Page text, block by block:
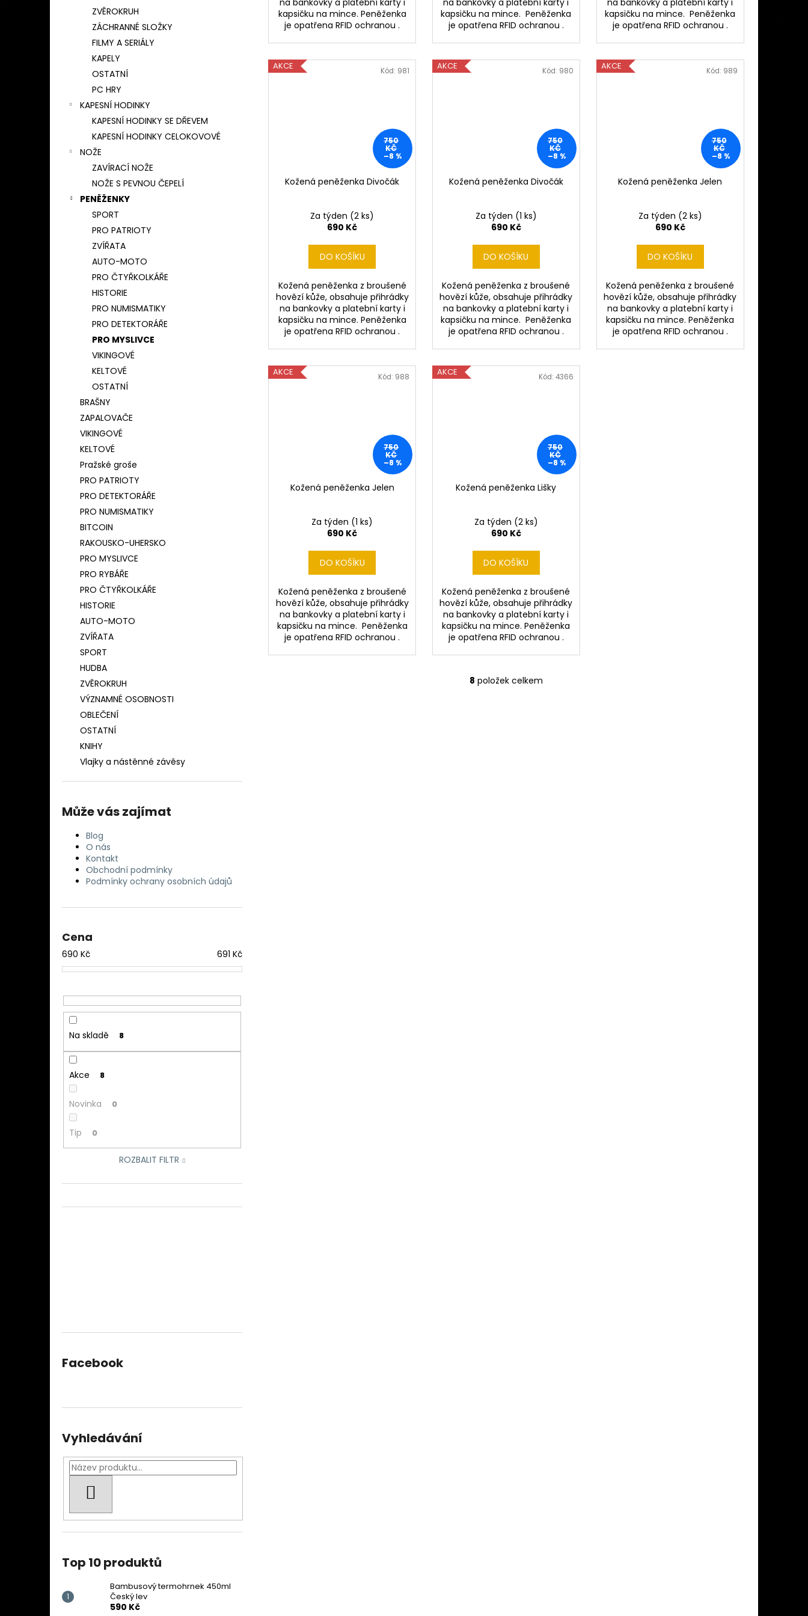
ZVĚROKRUH
ZÁCHRANNÉ SLOŽKY
FILMY A SERIÁLY
KAPELY
OSTATNÍ
PC HRY
KAPESNÍ HODINKY
KAPESNÍ HODINKY SE DŘEVEM
KAPESNÍ HODINKY CELOKOVOVÉ
NOŽE
ZAVÍRACÍ NOŽE
NOŽE S PEVNOU ČEPELÍ
PENĚŽENKY
SPORT
PRO PATRIOTY
ZVÍŘATA
AUTO-MOTO
PRO ČTYŘKOLKÁŘE
HISTORIE
PRO NUMISMATIKY
PRO DETEKTORÁŘE
PRO MYSLIVCE
VIKINGOVÉ
KELTOVÉ
OSTATNÍ
BRAŠNY
ZAPALOVAČE
VIKINGOVÉ
KELTOVÉ
Pražské groše
PRO PATRIOTY
PRO DETEKTORÁŘE
PRO NUMISMATIKY
BITCOIN
RAKOUSKO-UHERSKO
PRO MYSLIVCE
PRO RYBÁŘE
PRO ČTYŘKOLKÁŘE
HISTORIE
AUTO-MOTO
ZVÍŘATA
SPORT
HUDBA
ZVĚROKRUH
VÝZNAMNÉ OSOBNOSTI
OBLEČENÍ
OSTATNÍ
KNIHY
Vlajky a nástěnné závěsy
Může vás zajímat
Blog
O nás
Kontakt
Obchodní podmínky
Podmínky ochrany osobních údajů
Cena
690 Kč 691 Kč
Na skladě 8
Akce 8
Novinka 0
Tip 0
ROZBALIT FILTR
Facebook
Vyhledávání
Top 10 produktů
Bambusový termohrnek 450ml
Český lev
590 Kč
na bankovky a platební karty i
kapsičku na mince. Peněženka
je opatřena RFID ochranou .
na bankovky a platební karty i
kapsičku na mince. Peněženka
je opatřena RFID ochranou .
na bankovky a platební karty i
kapsičku na mince. Peněženka
je opatřena RFID ochranou .
AKCE
750
KČ
–8 %
Kožená peněženka Divočák
Za týden (2 ks)
690 Kč
DO KOŠÍKU
Kožená peněženka z broušené
hovězí kůže, obsahuje přihrádky
na bankovky a platební karty i
kapsičku na mince. Peněženka
je opatřena RFID ochranou .
Kód: 981 AKCE
750
KČ
–8 %
Kožená peněženka Divočák
Za týden (1 ks)
690 Kč
DO KOŠÍKU
Kožená peněženka z broušené
hovězí kůže, obsahuje přihrádky
na bankovky a platební karty i
kapsičku na mince. Peněženka
je opatřena RFID ochranou .
Kód: 980 AKCE
750
KČ
–8 %
Kožená peněženka Jelen
Za týden (2 ks)
690 Kč
DO KOŠÍKU
Kožená peněženka z broušené
hovězí kůže, obsahuje přihrádky
na bankovky a platební karty i
kapsičku na mince. Peněženka
je opatřena RFID ochranou .
Kód: 989
AKCE
750
KČ
–8 %
Kožená peněženka Jelen
Za týden (1 ks)
690 Kč
DO KOŠÍKU
Kožená peněženka z broušené
hovězí kůže, obsahuje přihrádky
na bankovky a platební karty i
kapsičku na mince. Peněženka
je opatřena RFID ochranou .
Kód: 988 AKCE
750
KČ
–8 %
Kožená peněženka Lišky
Za týden (2 ks)
690 Kč
DO KOŠÍKU
Kožená peněženka z broušené
hovězí kůže, obsahuje přihrádky
na bankovky a platební karty i
kapsičku na mince. Peněženka
je opatřena RFID ochranou .
Kód: 4366
O
8 položek celkem